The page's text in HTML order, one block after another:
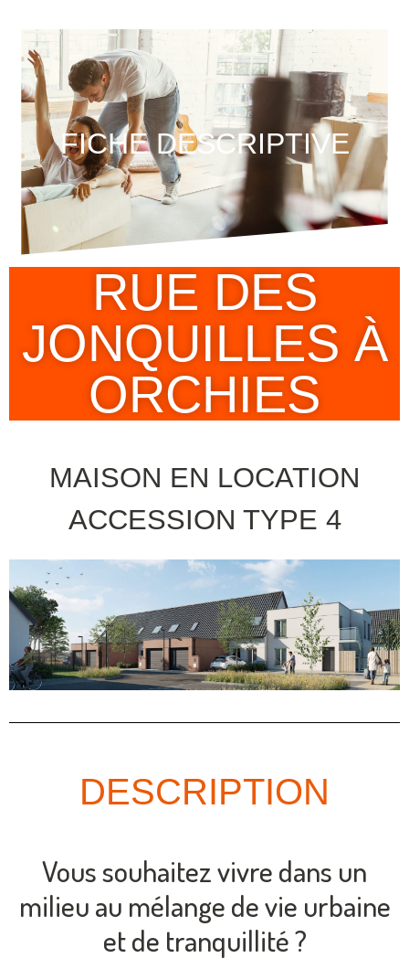
FICHE DESCRIPTIVE
RUE DES
JONQUILLES À
ORCHIES
MAISON EN LOCATION
ACCESSION TYPE 4
DESCRIPTION
Vous souhaitez vivre dans un
milieu au mélange de vie urbaine
et de tranquillité ?